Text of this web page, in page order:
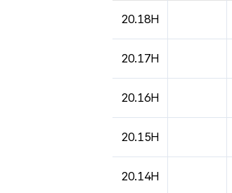
20.18H
20.17H
20.16H
20.15H
20.14H